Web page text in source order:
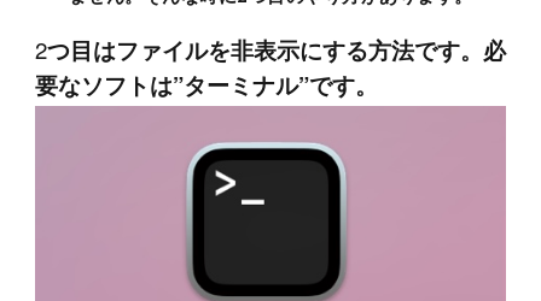
2つ目はファイルを非表示にする方法です。必
要なソフトは”ターミナル”です。